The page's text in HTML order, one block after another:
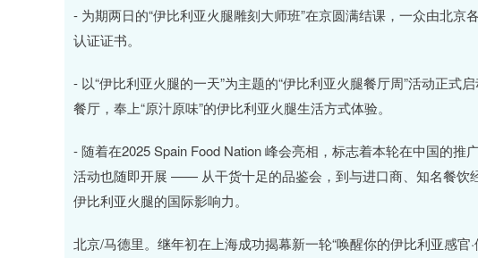
- 为期两日的“伊比利亚火腿雕刻大师班”在京圆满结课，一众由北
认证证书。
- 以“伊比利亚火腿的一天”为主题的“伊比利亚火腿餐厅周”活动正式
餐厅，奉上“原汁原味”的伊比利亚火腿生活方式体验。
- 随着在2025 Spain Food Nation 峰会亮相，标志着本轮在中国的
活动也随即开展 —— 从干货十足的品鉴会，到与进口商、知名餐
伊比利亚火腿的国际影响力。
北京/马德里。继年初在上海成功揭幕新一轮“唤醒你的伊比利亚感